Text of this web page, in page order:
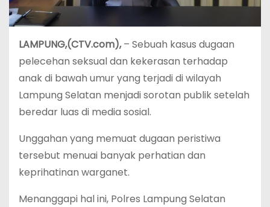
LAMPUNG,(CTV.com),– Sebuah kasus dugaan
pelecehan seksual dan kekerasan terhadap
anak di bawah umur yang terjadi di wilayah
Lampung Selatan menjadi sorotan publik setelah
beredar luas di media sosial.
Unggahan yang memuat dugaan peristiwa
tersebut menuai banyak perhatian dan
keprihatinan warganet.
Menanggapi hal ini, Polres Lampung Selatan